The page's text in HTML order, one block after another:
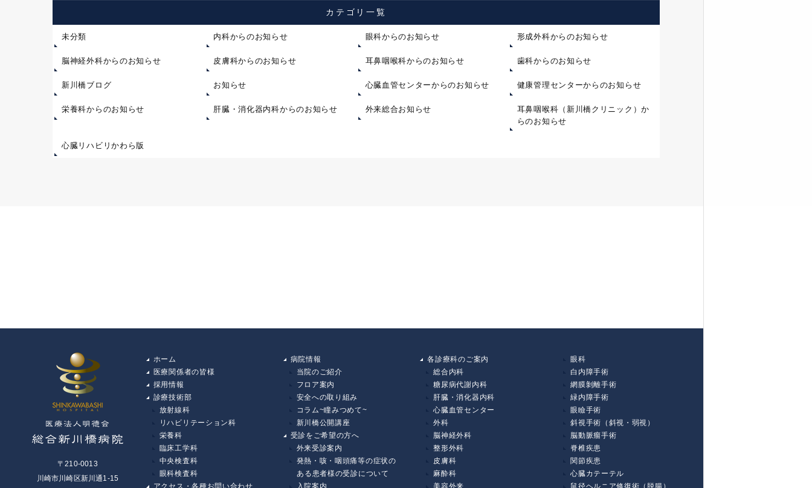
カテゴリ一覧
未分類 内科からのお知らせ 眼科からのお知らせ 形成外科からのお知らせ
脳神経外科からのお知らせ 皮膚科からのお知らせ 耳鼻咽喉科からのお知らせ 歯科からのお知らせ
新川橋ブログ お知らせ 心臓血管センターからのお知らせ 健康管理センターからのお知らせ
栄養科からのお知らせ 肝臓・消化器内科からのお知らせ 外来総合お知らせ
耳鼻咽喉科（新川橋クリニック）か
らのお知らせ
心臓リハビリかわら版
〒210-0013
川崎市川崎区新川通1-15
ホーム
医療関係者の皆様
採用情報
診療技術部
放射線科
リハビリテーション科
栄養科
臨床工学科
中央検査科
眼科検査科
アクセス・各種お問い合わせ
病院情報
当院のご紹介
フロア案内
安全への取り組み
コラム~瞳みつめて~
新川橋公開講座
受診をご希望の方へ
外来受診案内
発熱・咳・咽頭痛等の症状の
ある患者様の受診について
入院案内
各診療科のご案内
総合内科
糖尿病代謝内科
肝臓・消化器内科
心臓血管センター
外科
脳神経外科
整形外科
皮膚科
麻酔科
美容外来
眼科
白内障手術
網膜剝離手術
緑内障手術
眼瞼手術
斜視手術（斜視・弱視）
脳動脈瘤手術
脊椎疾患
関節疾患
心臓カテーテル
鼠径ヘルニア修復術（脱腸）